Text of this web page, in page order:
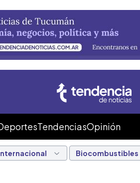
TendenciasOpinión
Biocombustibles